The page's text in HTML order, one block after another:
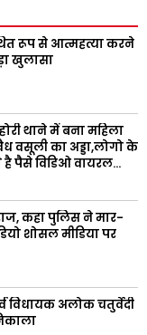
रूप से आत्महत्या करने
खुलासा
थाने में बना महिला
वसूली का अड्डा,लोगो के
पैसे विडिओ वायरल...
कहा पुलिस ने मार-
शोसल मीडिया पर
विधायक अलोक चतुर्वेदी